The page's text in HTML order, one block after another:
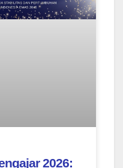
2026: